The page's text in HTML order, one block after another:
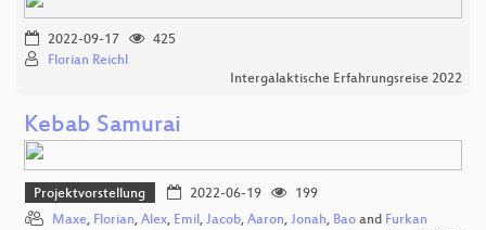
2022-09-17
425
Florian Reichl
Intergalaktische Erfahrungsreise 2022
Kebab Samurai
Projektvorstellung 2022-06-19
199
Maxe, Florian, Alex, Emil, Jacob, Aaron, Jonah, Bao and Furkan